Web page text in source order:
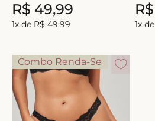
R$ 49,99
1x de R$ 49,99
R$
1x de
Combo Renda-Se